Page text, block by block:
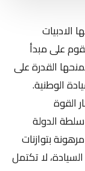
الادبيات
على مبدأ
القدرة على
الوطنية.
القوة
الدولة
بتوازنات
لا تكتمل